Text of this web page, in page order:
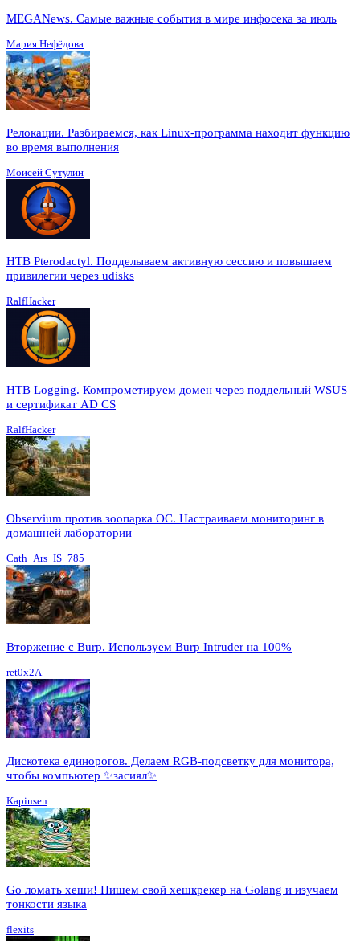
MEGANews. Cамые важные события в мире инфосека за июль
Мария Нефёдова
Релокации. Разбираемся, как Linux-программа находит функцию
во время выполнения
Моисей Сутулин
HTB Pterodactyl. Подделываем активную сессию и повышаем
привилегии через udisks
RalfHacker
HTB Logging. Компрометируем домен через поддельный WSUS
и сертификат AD CS
RalfHacker
Observium против зоопарка ОС. Настраиваем мониторинг в
домашней лаборатории
Cath_Ars_IS_785
Вторжение с Burp. Используем Burp Intruder на 100%
ret0x2A
Дискотека единорогов. Делаем RGB-подсветку для монитора,
чтобы компьютер ✨засиял✨
Kapinsen
Go ломать хеши! Пишем свой хешкрекер на Golang и изучаем
тонкости языка
flexits